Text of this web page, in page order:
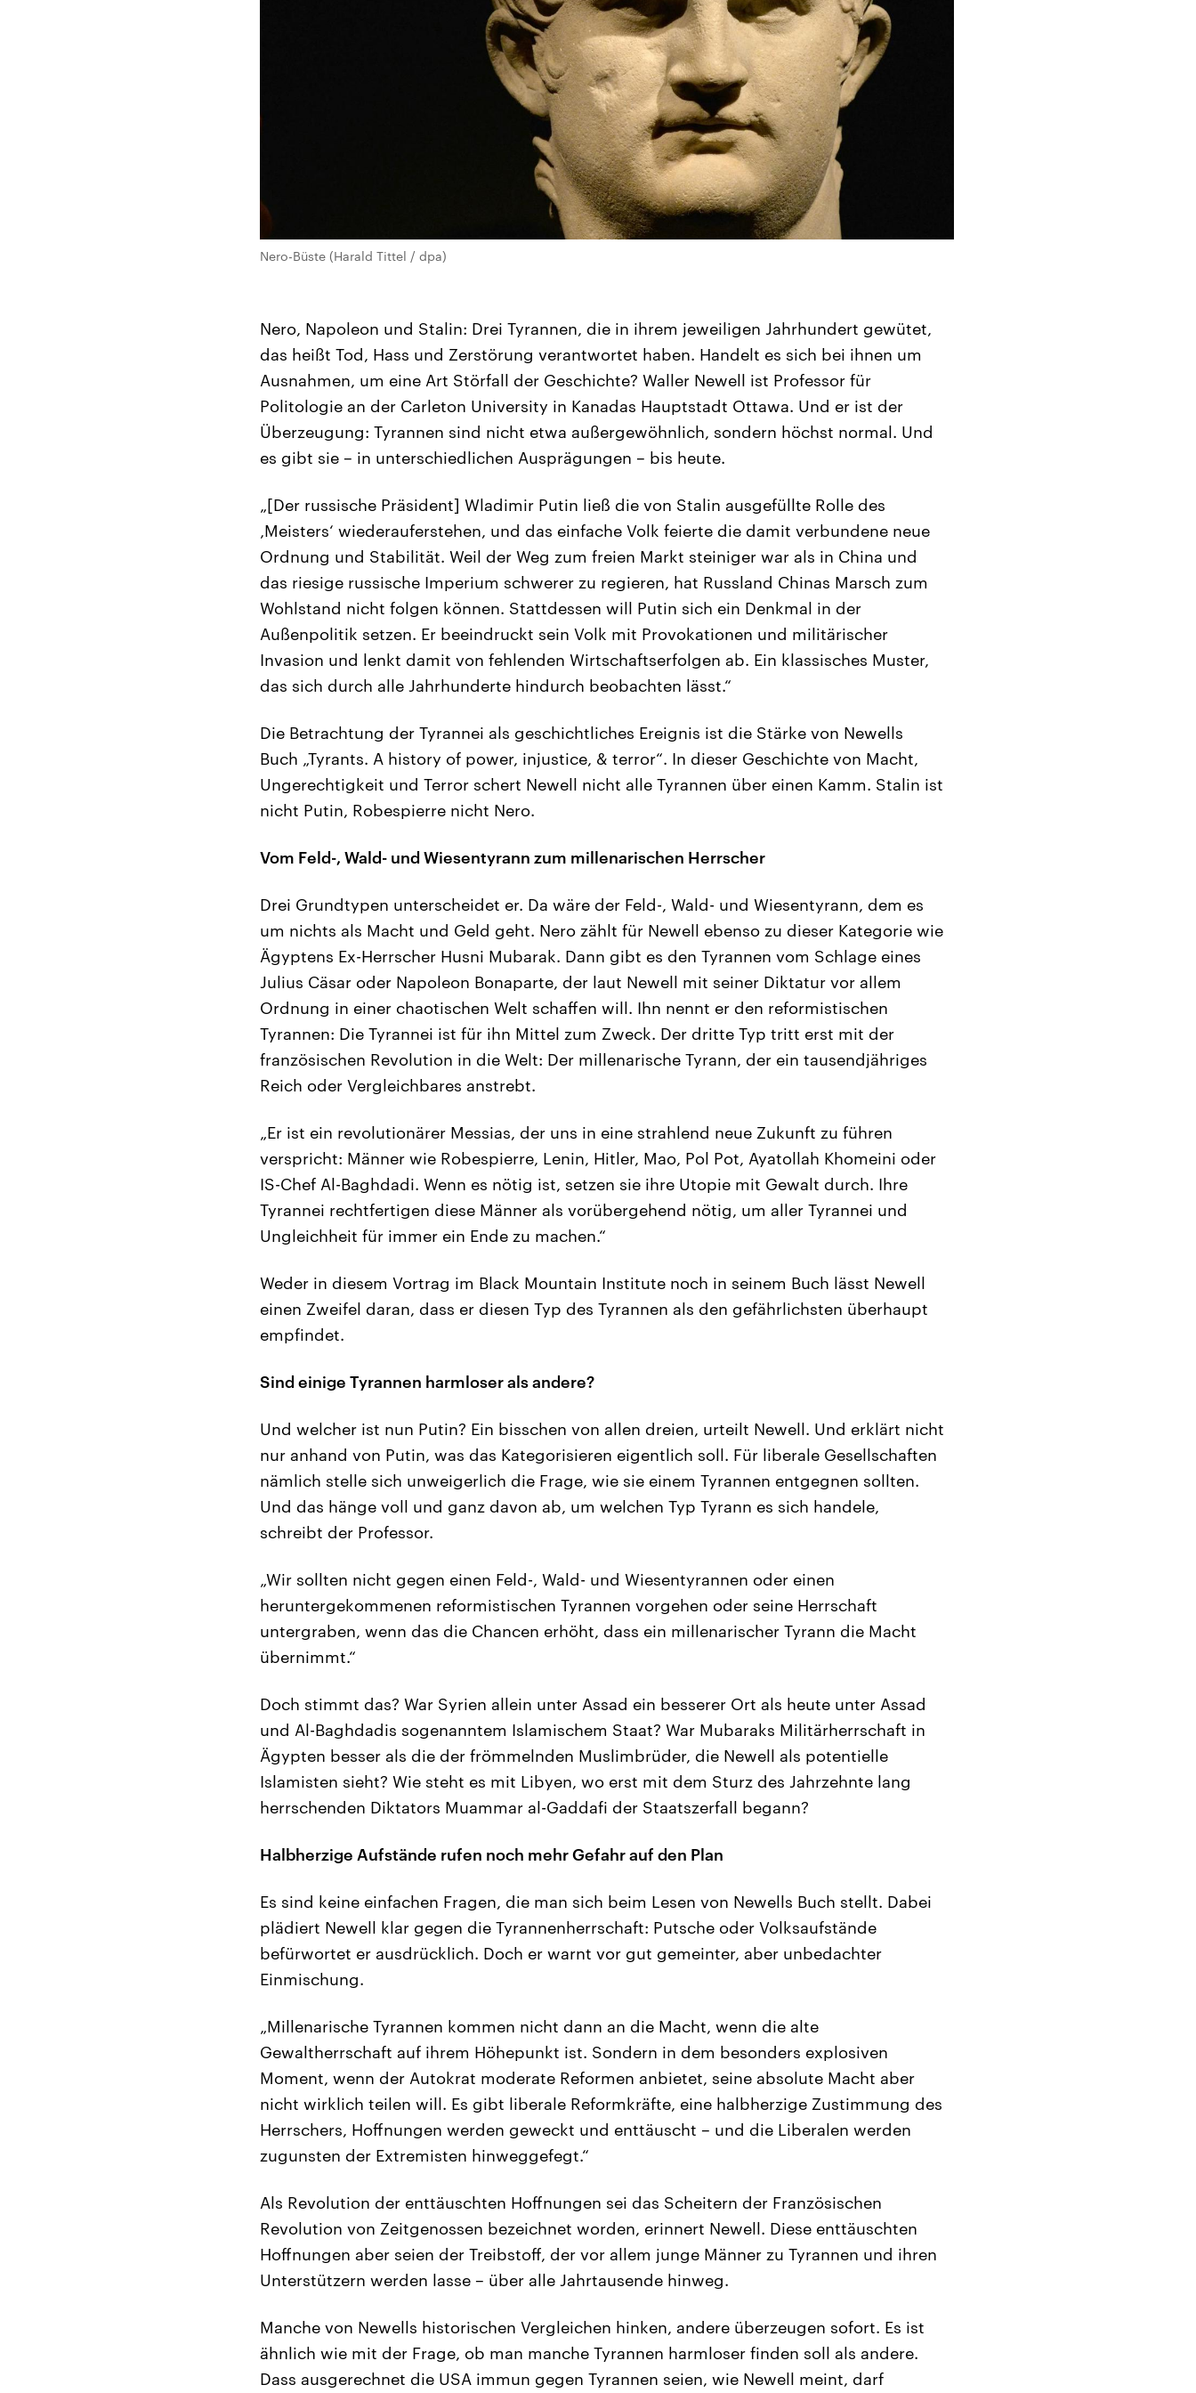
Nero-Büste (Harald Tittel / dpa)
Nero, Napoleon und Stalin: Drei Tyrannen, die in ihrem jeweiligen Jahrhundert gewütet,
das heißt Tod, Hass und Zerstörung verantwortet haben. Handelt es sich bei ihnen um
Ausnahmen, um eine Art Störfall der Geschichte? Waller Newell ist Professor für
Politologie an der Carleton University in Kanadas Hauptstadt Ottawa. Und er ist der
Überzeugung: Tyrannen sind nicht etwa außergewöhnlich, sondern höchst normal. Und
es gibt sie – in unterschiedlichen Ausprägungen – bis heute.
„[Der russische Präsident] Wladimir Putin ließ die von Stalin ausgefüllte Rolle des
‚Meisters‘ wiederauferstehen, und das einfache Volk feierte die damit verbundene neue
Ordnung und Stabilität. Weil der Weg zum freien Markt steiniger war als in China und
das riesige russische Imperium schwerer zu regieren, hat Russland Chinas Marsch zum
Wohlstand nicht folgen können. Stattdessen will Putin sich ein Denkmal in der
Außenpolitik setzen. Er beeindruckt sein Volk mit Provokationen und militärischer
Invasion und lenkt damit von fehlenden Wirtschaftserfolgen ab. Ein klassisches Muster,
das sich durch alle Jahrhunderte hindurch beobachten lässt.“
Die Betrachtung der Tyrannei als geschichtliches Ereignis ist die Stärke von Newells
Buch „Tyrants. A history of power, injustice, & terror“. In dieser Geschichte von Macht,
Ungerechtigkeit und Terror schert Newell nicht alle Tyrannen über einen Kamm. Stalin ist
nicht Putin, Robespierre nicht Nero.
Vom Feld-, Wald- und Wiesentyrann zum millenarischen Herrscher
Drei Grundtypen unterscheidet er. Da wäre der Feld-, Wald- und Wiesentyrann, dem es
um nichts als Macht und Geld geht. Nero zählt für Newell ebenso zu dieser Kategorie wie
Ägyptens Ex-Herrscher Husni Mubarak. Dann gibt es den Tyrannen vom Schlage eines
Julius Cäsar oder Napoleon Bonaparte, der laut Newell mit seiner Diktatur vor allem
Ordnung in einer chaotischen Welt schaffen will. Ihn nennt er den reformistischen
Tyrannen: Die Tyrannei ist für ihn Mittel zum Zweck. Der dritte Typ tritt erst mit der
französischen Revolution in die Welt: Der millenarische Tyrann, der ein tausendjähriges
Reich oder Vergleichbares anstrebt.
„Er ist ein revolutionärer Messias, der uns in eine strahlend neue Zukunft zu führen
verspricht: Männer wie Robespierre, Lenin, Hitler, Mao, Pol Pot, Ayatollah Khomeini oder
IS-Chef Al-Baghdadi. Wenn es nötig ist, setzen sie ihre Utopie mit Gewalt durch. Ihre
Tyrannei rechtfertigen diese Männer als vorübergehend nötig, um aller Tyrannei und
Ungleichheit für immer ein Ende zu machen.“
Weder in diesem Vortrag im Black Mountain Institute noch in seinem Buch lässt Newell
einen Zweifel daran, dass er diesen Typ des Tyrannen als den gefährlichsten überhaupt
empfindet.
Sind einige Tyrannen harmloser als andere?
Und welcher ist nun Putin? Ein bisschen von allen dreien, urteilt Newell. Und erklärt nicht
nur anhand von Putin, was das Kategorisieren eigentlich soll. Für liberale Gesellschaften
nämlich stelle sich unweigerlich die Frage, wie sie einem Tyrannen entgegnen sollten.
Und das hänge voll und ganz davon ab, um welchen Typ Tyrann es sich handele,
schreibt der Professor.
„Wir sollten nicht gegen einen Feld-, Wald- und Wiesentyrannen oder einen
heruntergekommenen reformistischen Tyrannen vorgehen oder seine Herrschaft
untergraben, wenn das die Chancen erhöht, dass ein millenarischer Tyrann die Macht
übernimmt.“
Doch stimmt das? War Syrien allein unter Assad ein besserer Ort als heute unter Assad
und Al-Baghdadis sogenanntem Islamischem Staat? War Mubaraks Militärherrschaft in
Ägypten besser als die der frömmelnden Muslimbrüder, die Newell als potentielle
Islamisten sieht? Wie steht es mit Libyen, wo erst mit dem Sturz des Jahrzehnte lang
herrschenden Diktators Muammar al-Gaddafi der Staatszerfall begann?
Halbherzige Aufstände rufen noch mehr Gefahr auf den Plan
Es sind keine einfachen Fragen, die man sich beim Lesen von Newells Buch stellt. Dabei
plädiert Newell klar gegen die Tyrannenherrschaft: Putsche oder Volksaufstände
befürwortet er ausdrücklich. Doch er warnt vor gut gemeinter, aber unbedachter
Einmischung.
„Millenarische Tyrannen kommen nicht dann an die Macht, wenn die alte
Gewaltherrschaft auf ihrem Höhepunkt ist. Sondern in dem besonders explosiven
Moment, wenn der Autokrat moderate Reformen anbietet, seine absolute Macht aber
nicht wirklich teilen will. Es gibt liberale Reformkräfte, eine halbherzige Zustimmung des
Herrschers, Hoffnungen werden geweckt und enttäuscht – und die Liberalen werden
zugunsten der Extremisten hinweggefegt.“
Als Revolution der enttäuschten Hoffnungen sei das Scheitern der Französischen
Revolution von Zeitgenossen bezeichnet worden, erinnert Newell. Diese enttäuschten
Hoffnungen aber seien der Treibstoff, der vor allem junge Männer zu Tyrannen und ihren
Unterstützern werden lasse – über alle Jahrtausende hinweg.
Manche von Newells historischen Vergleichen hinken, andere überzeugen sofort. Es ist
ähnlich wie mit der Frage, ob man manche Tyrannen harmloser finden soll als andere.
Dass ausgerechnet die USA immun gegen Tyrannen seien, wie Newell meint, darf